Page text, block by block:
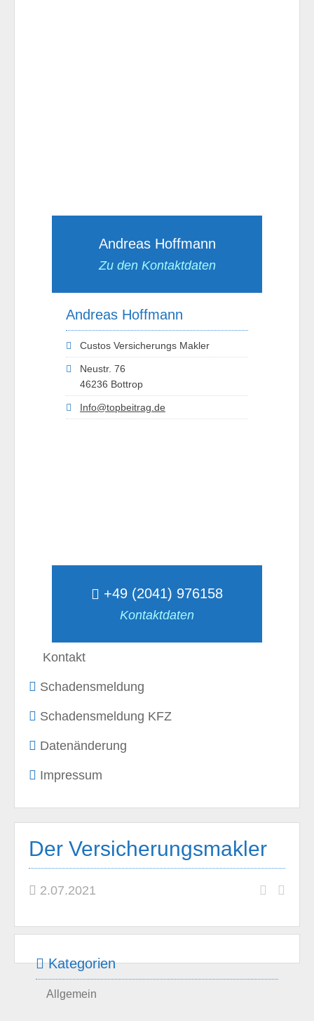
Andreas Hoffmann
Zu den Kontaktdaten
Andreas Hoffmann
Custos Versicherungs Makler
Neustr. 76
46236 Bottrop
Info@topbeitrag.de
+49 (2041) 976158
Kontaktdaten
Kontakt
Schadensmeldung
Schadensmeldung KFZ
Datenänderung
Impressum
Der Versicherungsmakler
2.07.2021
Kategorien
Allgemein